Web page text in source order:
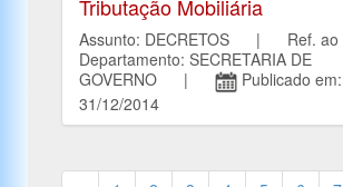
Tributação Mobiliária
Assunto: DECRETOS | Ref. ao
Departamento: SECRETARIA DE
GOVERNO |
Publicado em:
31/12/2014